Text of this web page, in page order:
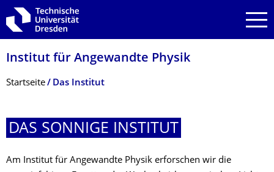
Zur Hauptnavigation springen
Zur Suche springen
Zum Inhalt springen
Institut für Angewandte Physik
Breadcrumb-Menü
Startseite Das Institut
DAS SONNIGE INSTITUT
Am Institut für Angewandte Physik erforschen wir die